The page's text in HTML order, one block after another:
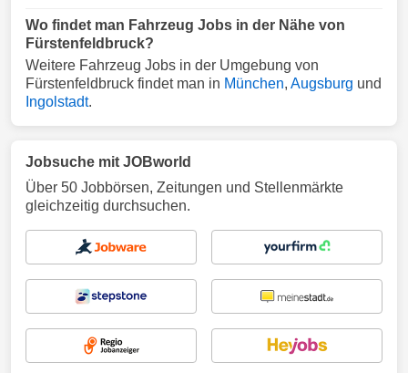
Wo findet man Fahrzeug Jobs in der Nähe von
Fürstenfeldbruck?
Weitere Fahrzeug Jobs in der Umgebung von
Fürstenfeldbruck findet man in München, Augsburg und
Ingolstadt.
Jobsuche mit JOBworld
Über 50 Jobbörsen, Zeitungen und Stellenmärkte
gleichzeitig durchsuchen.